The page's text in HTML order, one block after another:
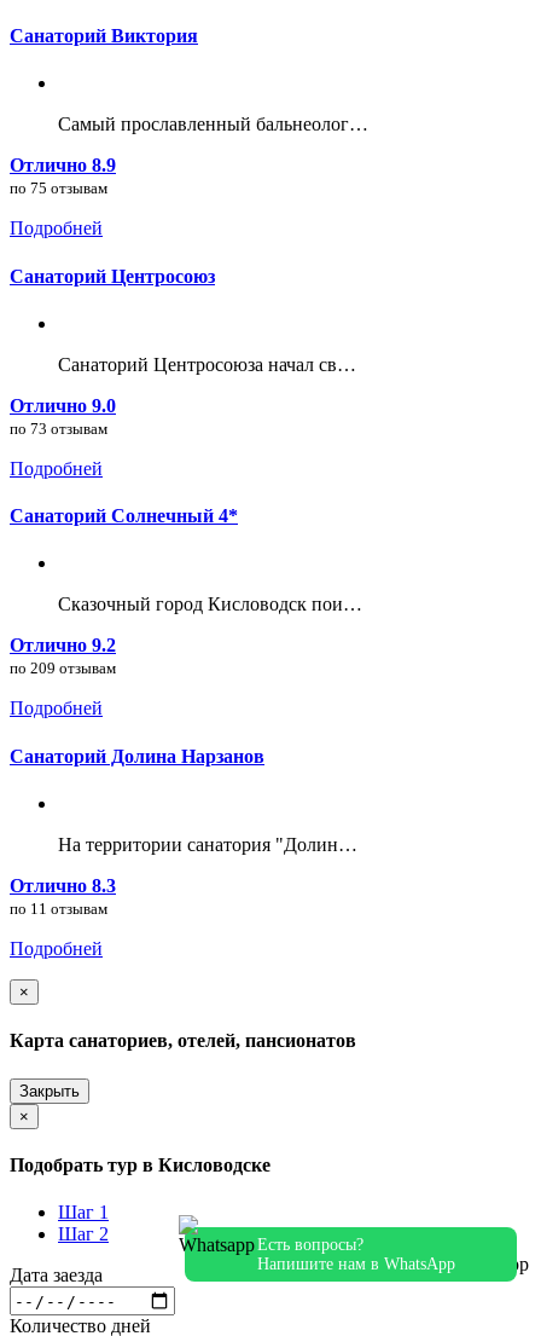
Санаторий Виктория
Самый прославленный бальнеолог…
Отлично 8.9
по 75 отзывам
Подробней
Санаторий Центросоюз
Санаторий Центросоюза начал св…
Отлично 9.0
по 73 отзывам
Подробней
Санаторий Солнечный 4*
Сказочный город Кисловодск пои…
Отлично 9.2
по 209 отзывам
Подробней
Санаторий Долина Нарзанов
На территории санатория "Долин…
Отлично 8.3
по 11 отзывам
Подробней
×
Карта санаториев, отелей, пансионатов
Закрыть
×
Подобрать тур в Кисловодске
Шаг 1
Шаг 2
Дата заезда
Количество дней
Есть вопросы?
Напишите нам в WhatsApp